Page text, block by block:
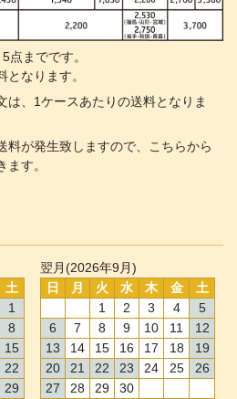
までです。
なります。
、1ケースあたりの送料となりま
料が発生致しますので、こちらから
す。
土
1
8
15
22
29
翌月(2026年9月)
日
月 火 水 木 金
土
1
2 3 4
5
6
7 8 9 10 11
12
13
14 15 16 17 18
19
20
21 22 23 24 25
26
27
28 29
30